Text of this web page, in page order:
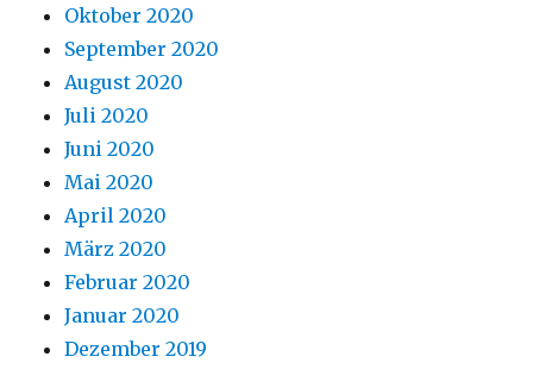
Oktober 2020
September 2020
August 2020
Juli 2020
Juni 2020
Mai 2020
April 2020
März 2020
Februar 2020
Januar 2020
Dezember 2019